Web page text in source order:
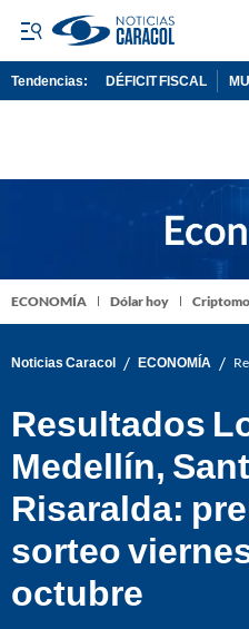
Tendencias: DÉFICIT FISCAL
ECONOMÍA Dólar hoy
Noticias Caracol / ECONOMÍA /
Resultados
Medellín,
Risaralda:
sorteo
octubre